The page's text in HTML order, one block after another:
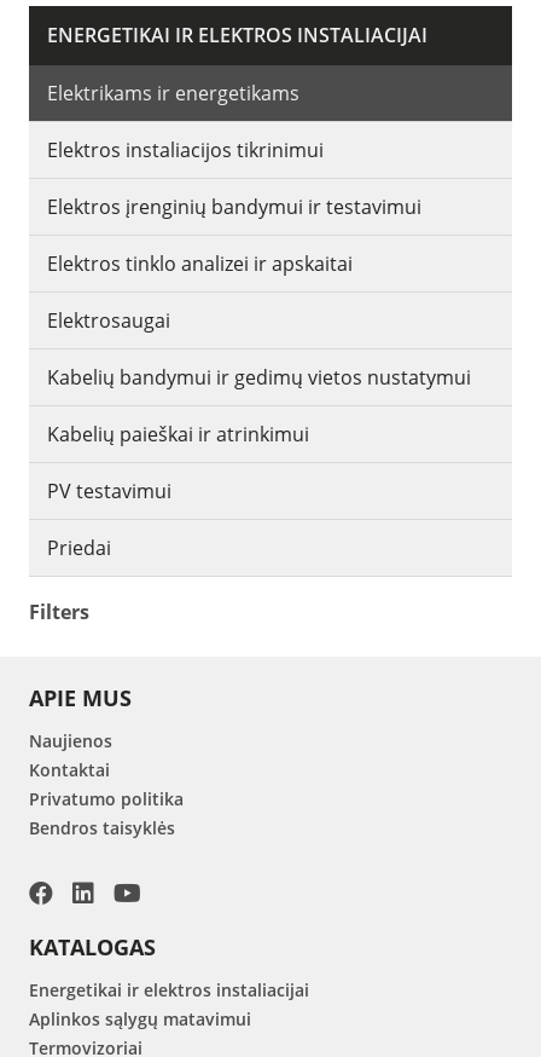
ENERGETIKAI IR ELEKTROS INSTALIACIJAI
Elektrikams ir energetikams
Elektros instaliacijos tikrinimui
Elektros įrenginių bandymui ir testavimui
Elektros tinklo analizei ir apskaitai
Elektrosaugai
Kabelių bandymui ir gedimų vietos nustatymui
Kabelių paieškai ir atrinkimui
PV testavimui
Priedai
Filters
APIE MUS
Naujienos
Kontaktai
Privatumo politika
Bendros taisyklės
KATALOGAS
Energetikai ir elektros instaliacijai
Aplinkos sąlygų matavimui
Termovizoriai